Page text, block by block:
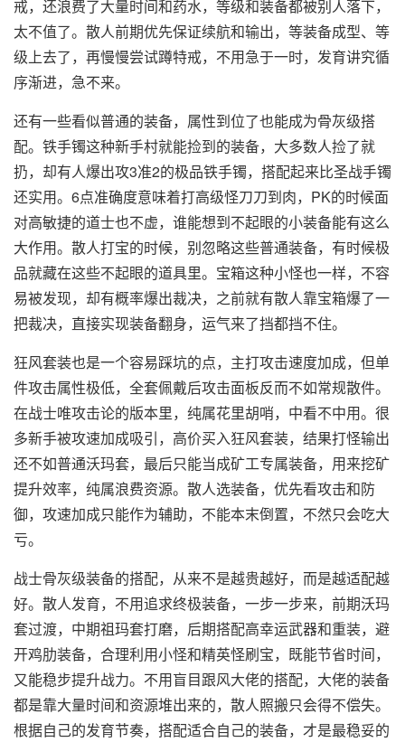
戒，还浪费了大量时间和药水，等级和装备都被别人落下，
太不值了。散人前期优先保证续航和输出，等装备成型、等
级上去了，再慢慢尝试蹲特戒，不用急于一时，发育讲究循
序渐进，急不来。
还有一些看似普通的装备，属性到位了也能成为骨灰级搭
配。铁手镯这种新手村就能捡到的装备，大多数人捡了就
扔，却有人爆出攻3准2的极品铁手镯，搭配起来比圣战手镯
还实用。6点准确度意味着打高级怪刀刀到肉，PK的时候面
对高敏捷的道士也不虚，谁能想到不起眼的小装备能有这么
大作用。散人打宝的时候，别忽略这些普通装备，有时候极
品就藏在这些不起眼的道具里。宝箱这种小怪也一样，不容
易被发现，却有概率爆出裁决，之前就有散人靠宝箱爆了一
把裁决，直接实现装备翻身，运气来了挡都挡不住。
狂风套装也是一个容易踩坑的点，主打攻击速度加成，但单
件攻击属性极低，全套佩戴后攻击面板反而不如常规散件。
在战士唯攻击论的版本里，纯属花里胡哨，中看不中用。很
多新手被攻速加成吸引，高价买入狂风套装，结果打怪输出
还不如普通沃玛套，最后只能当成矿工专属装备，用来挖矿
提升效率，纯属浪费资源。散人选装备，优先看攻击和防
御，攻速加成只能作为辅助，不能本末倒置，不然只会吃大
亏。
战士骨灰级装备的搭配，从来不是越贵越好，而是越适配越
好。散人发育，不用追求终极装备，一步一步来，前期沃玛
套过渡，中期祖玛套打磨，后期搭配高幸运武器和重装，避
开鸡肋装备，合理利用小怪和精英怪刷宝，既能节省时间，
又能稳步提升战力。不用盲目跟风大佬的搭配，大佬的装备
都是靠大量时间和资源堆出来的，散人照搬只会得不偿失。
根据自己的发育节奏，搭配适合自己的装备，才是最稳妥的